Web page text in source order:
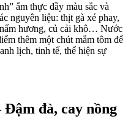
ẩm thực đầy màu sắc và
nguyên liệu: thịt gà xé phay,
hương, củ cải khô… Nước
thêm một chút mắm tôm để
lịch, tinh tế, thể hiện sự
đà, cay nồng